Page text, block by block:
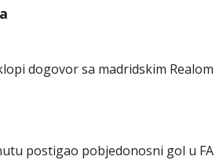
dogovor sa madridskim Realom
postigao pobjedonosni gol u FA